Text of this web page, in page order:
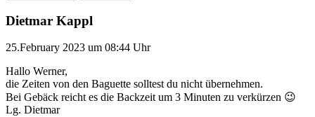
Dietmar Kappl
25.February 2023 um 08:44 Uhr
Hallo Werner,
die Zeiten von den Baguette solltest du nicht übernehmen.
Bei Gebäck reicht es die Backzeit um 3 Minuten zu verkürzen 😉
Lg. Dietmar